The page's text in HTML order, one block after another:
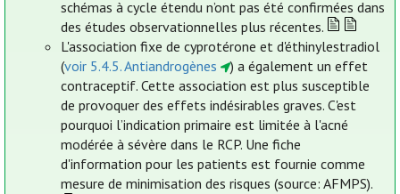
schémas à cycle étendu n’ont pas été confirmées dans
des études observationnelles plus récentes.
L'association fixe de cyprotérone et d'éthinylestradiol
(voir 5.4.5. Antiandrogènes
) a également un effet
contraceptif. Cette association est plus susceptible
de provoquer des effets indésirables graves. C'est
pourquoi l’indication primaire est limitée à l'acné
modérée à sévère dans le RCP. Une fiche
d'information pour les patients est fournie comme
mesure de minimisation des risques (source: AFMPS).